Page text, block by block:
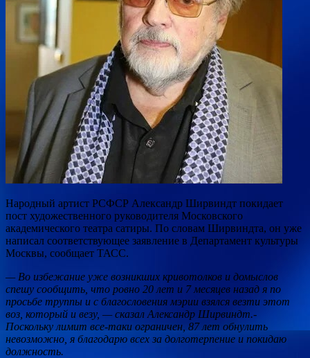
Народный артист РСФСР Александр Ширвиндт покидает
пост художественного руководителя Московского
академического театра сатиры. По словам Ширвиндта, он уже
написал соответствующее заявление в Департамент культуры
Москвы, сообщает ТАСС.
— Во избежание уже возникших кривотолков и домыслов
спешу сообщить, что ровно 20 лет и 7 месяцев назад я по
просьбе труппы и с благословения мэрии взялся везти этот
воз, который и везу, — сказал Александр Ширвиндт.-
Поскольку лимит все-таки ограничен, 87 лет обнулить
невозможно, я благодарю всех за долготерпение и покидаю
должность.